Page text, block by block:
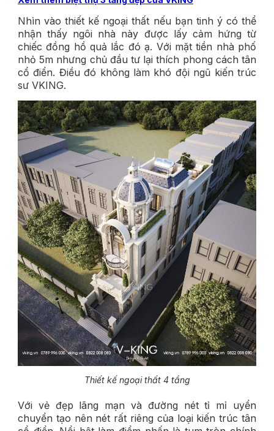
Nhìn vào thiết kế ngoại thất nếu bạn tinh ý có thể
nhận thấy ngôi nhà này được lấy cảm hứng từ
chiếc đồng hồ quả lắc đó ạ. Với mặt tiền nhà phố
nhỏ 5m nhưng chủ đầu tư lại thích phong cách tân
cổ điển. Điều đó không làm khó đội ngũ kiến trúc
sư VKING.
Thiết kế ngoại thất 4 tầng
Với vẻ đẹp lãng mạn và đường nét tỉ mỉ uyển
chuyển tạo nên nét rất riêng của loại kiến trúc tân